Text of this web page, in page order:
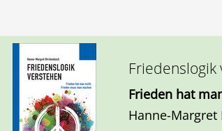
Friedenslogik
Frieden hat
Hanne-Margret